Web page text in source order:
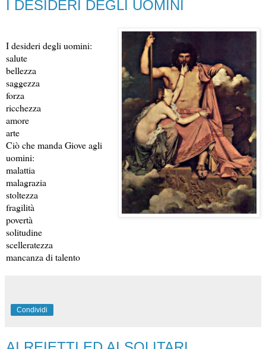
I DESIDERI DEGLI UOMINI
I desideri degli uomini:
salute
bellezza
saggezza
forza
ricchezza
amore
arte
Ciò che manda Giove agli
uomini:
malattia
malagrazia
stoltezza
fragilità
povertà
solitudine
scelleratezza
mancanza di talento
Condividi